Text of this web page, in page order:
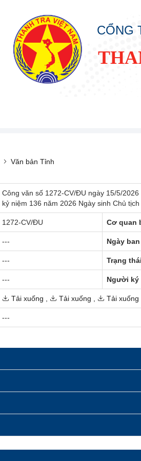
CỔNG
Văn bản Tỉnh
Công văn số 1272-CV/ĐU ngày 15/5/
kỷ niệm 136 năm 2026 Ngày sinh Chủ
1272-CV/ĐU Cơ quan
--- Ngày
--- Trạng thái
--- Người ký
Tải xuống Tải xuống Tải xuống
---